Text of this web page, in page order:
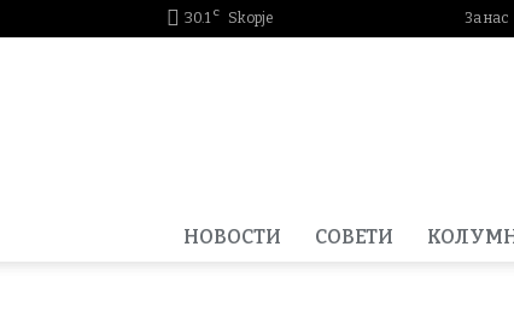
30.1 C Skopje За нас
НОВОСТИ СОВЕТИ